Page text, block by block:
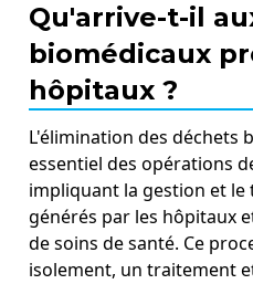
Qu'arrive-t-il
biomédicaux
hôpitaux ?
L'élimination des déchets
essentiel des opérations
impliquant la gestion et
générés par les hôpitaux
de soins de santé. Ce
isolement, un traitement